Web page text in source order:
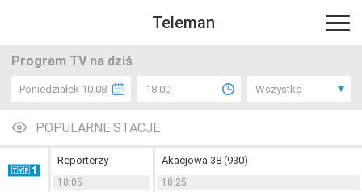
Teleman
Program TV na dziś
Poniedziałek 10.08 18:00 Wszystko
POPULARNE STACJE
Reporterzy
18:05
Akacjowa 38 (930)
18:25